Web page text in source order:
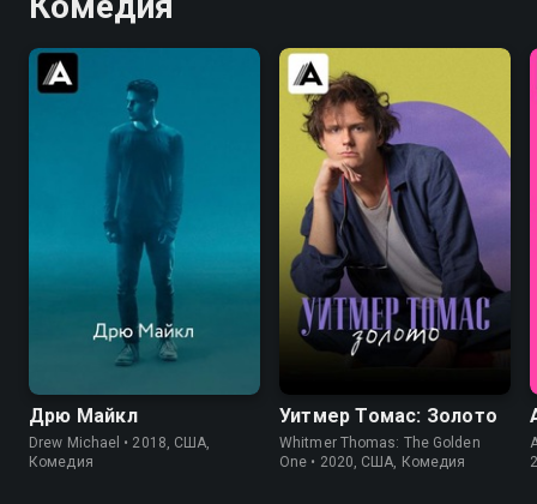
5.6
Дрю Майкл
Drew Michael • 2018, США,
Комедия
6.5
Уитмер Томас: Золото
Whitmer Thomas: The Golden
One • 2020, США, Комедия